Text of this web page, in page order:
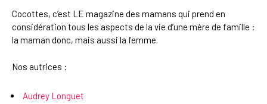
Cocottes, c’est LE magazine des mamans qui prend en
considération tous les aspects de la vie d’une mère de famille :
la maman donc, mais aussi la femme.
Nos autrices :
Audrey Longuet